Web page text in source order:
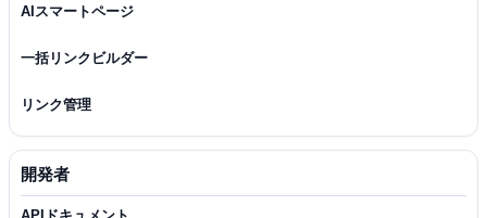
AIスマートページ
一括リンクビルダー
リンク管理
開発者